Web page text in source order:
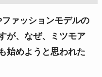
ァッションモデルの
が、なぜ、ミツモア
始めようと思われた